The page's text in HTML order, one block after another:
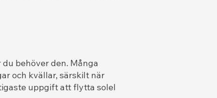
behöver den. Många
och kvällar, särskilt när
uppgift att flytta solel